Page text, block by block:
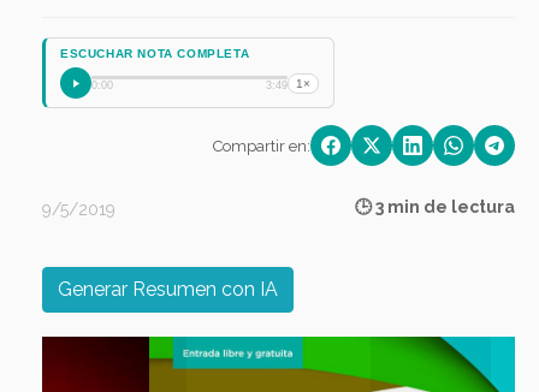
ESCUCHAR NOTA COMPLETA
0:00 3:49 1×
Compartir en:
9/5/2019 🕒 3 min de lectura
Generar Resumen con IA